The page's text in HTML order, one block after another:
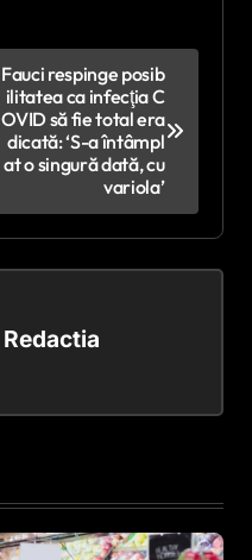
Fauci respinge posib
ilitatea ca infecţia C
OVID să fie total era
dicată: ‘S-a întâmpl
at o singură dată, cu
variola’
Redactia